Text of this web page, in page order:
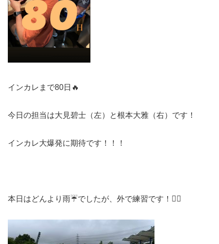
インカレまで80日🔥
今日の担当は大見碧士（左）と根本大雅（右）です！
インカレ大爆発に期待です！！！
本日はどんより雨☔️でしたが、外で練習です！🏊‍♂️